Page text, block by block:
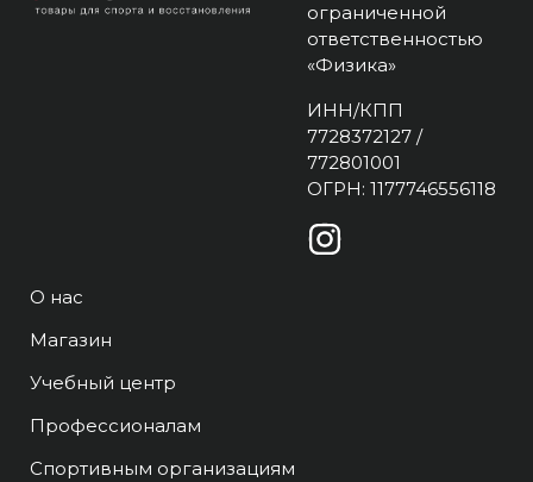
ограниченной
ответственностью
«Физика»
ИНН/КПП
7728372127 /
772801001
ОГРН: 1177746556118
О нас
Магазин
Учебный центр
Профессионалам
Спортивным организациям